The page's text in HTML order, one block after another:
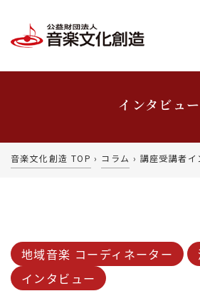
インタビュー
音楽文化創造 TOP › コラム › 講座受講者
地域音楽 コーディネーター
インタビュー